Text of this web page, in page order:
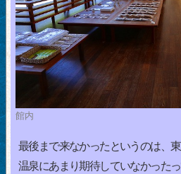
館内
最後まで来なかったというのは、
温泉にあまり期待していなかった